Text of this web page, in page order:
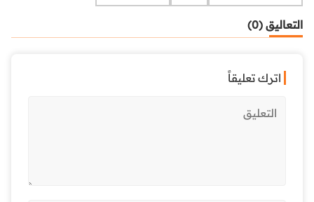
التعاليق (0)
اترك تعليقاً